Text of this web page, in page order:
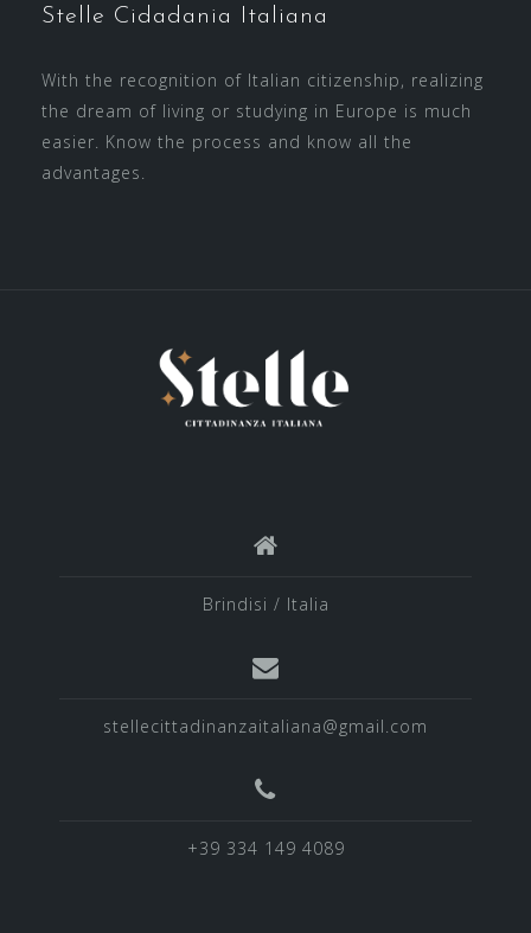
Stelle Cidadania Italiana
With the recognition of Italian citizenship, realizing
the dream of living or studying in Europe is much
easier. Know the process and know all the
advantages.
Brindisi / Italia
stellecittadinanzaitaliana@gmail.com
+39 334 149 4089